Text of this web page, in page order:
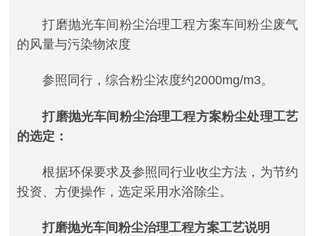
打磨抛光车间粉尘治理工程方案车间粉尘废气
的风量与污染物浓度
参照同行，综合粉尘浓度约2000mg/m3。
打磨抛光车间粉尘治理工程方案粉尘处理工艺
的选定：
根据环保要求及参照同行业收尘方法，为节约
投资、方便操作，选定采用水浴除尘。
打磨抛光车间粉尘治理工程方案工艺说明